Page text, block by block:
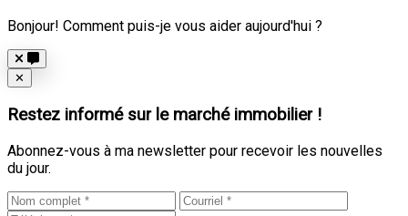
Bonjour! Comment puis-je vous aider aujourd'hui ?
Close
✕
Restez informé sur le marché immobilier !
Abonnez-vous à ma newsletter pour recevoir les nouvelles
du jour.